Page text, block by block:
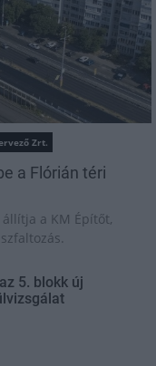
Zrt.
a Flórián téri
a KM Építőt,
5. blokk új